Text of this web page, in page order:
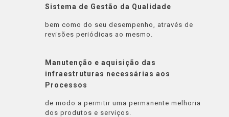
Sistema de Gestão da Qualidade
bem como do seu desempenho, através de
revisões periódicas ao mesmo.
Manutenção e aquisição das
infraestruturas necessárias aos
Processos
de modo a permitir uma permanente melhoria
dos produtos e serviços.